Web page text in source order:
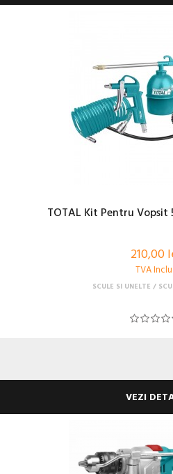
TOTAL Kit Pentru Vopsit
210,00
TVA
SCULE SI UNELTE
VEZI